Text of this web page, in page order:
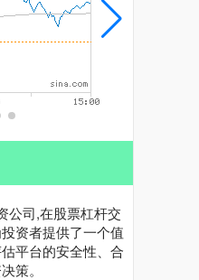
公司,在股票杠杆交
资者提供了一个值
平台的安全性、合
策。